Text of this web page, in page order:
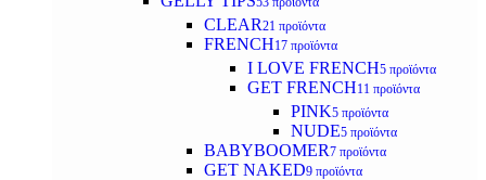
CLEAR21 προϊόντα
FRENCH17 προϊόντα
I LOVE FRENCH5 προϊόντα
GET FRENCH11 προϊόντα
PINK5 προϊόντα
NUDE5 προϊόντα
BABYBOOMER7 προϊόντα
GET NAKED9 προϊόντα